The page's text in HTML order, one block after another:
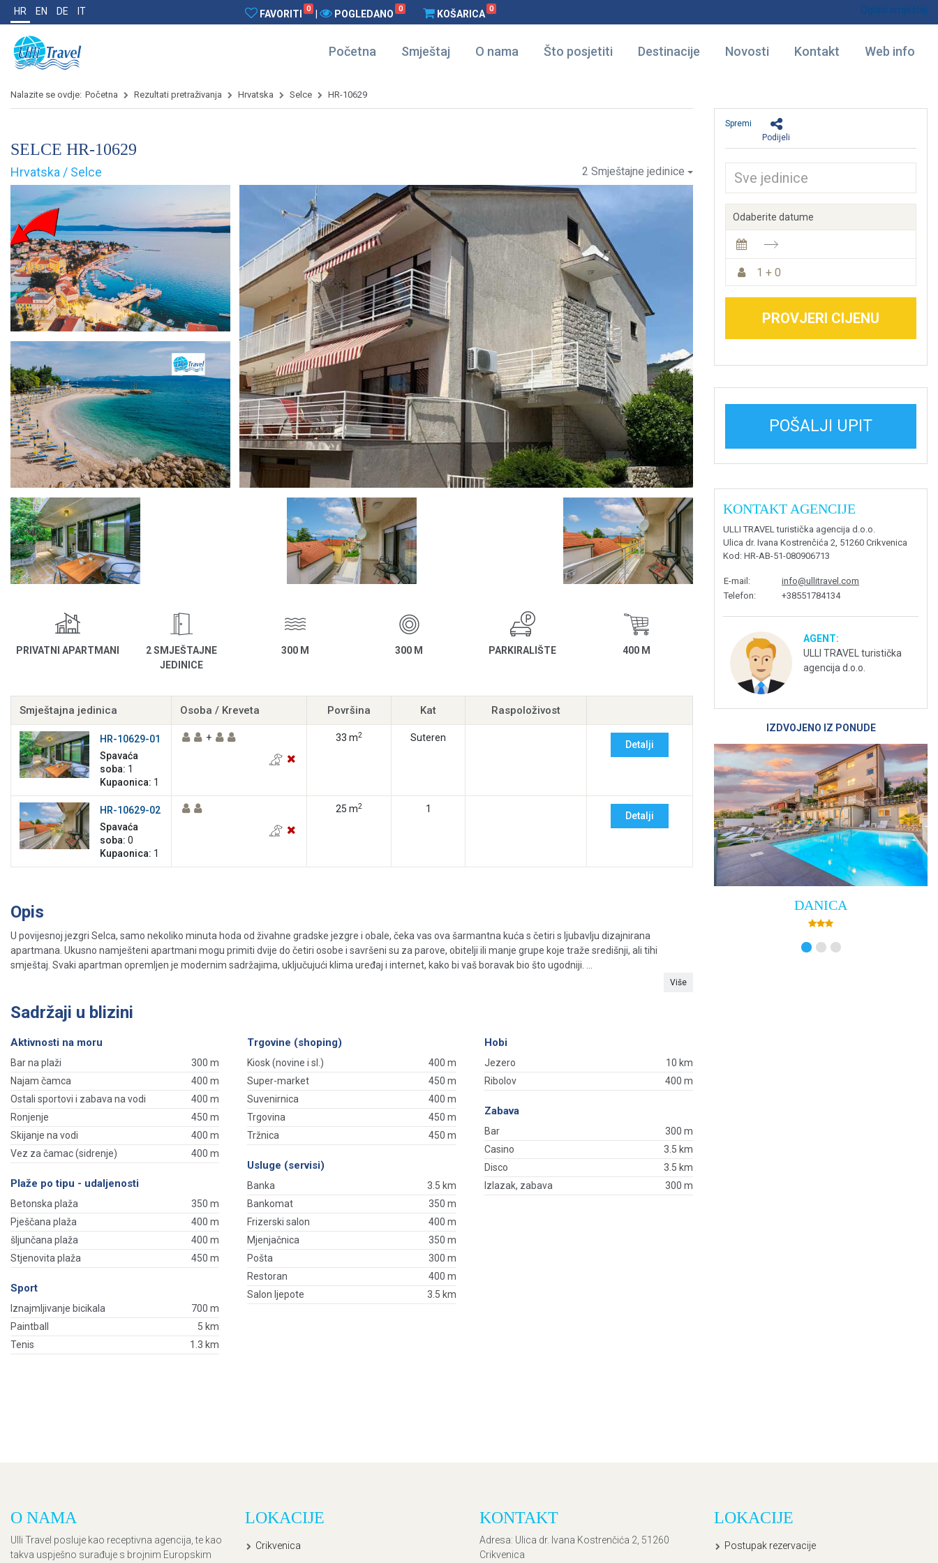
HR EN DE IT FAVORITI 0 POGLEDANO 0 KOŠARICA 0 Oglasi smještaj
Početna Smještaj O nama Što posjetiti Destinacije Novosti Kontakt Web info
Nalazite se ovdje: Početna Rezultati pretraživanja Hrvatska Selce HR-10629
SELCE HR-10629
Hrvatska / Selce 2 Smještajne jedinice
PRIVATNI APARTMANI
2 SMJEŠTAJNE
JEDINICE
300 M 300 M PARKIRALIŠTE 400 M
Smještajna jedinica Osoba / Kreveta Površina Kat Raspoloživost
HR-10629-01
Spavaća
soba: 1
Kupaonica: 1
+ 33 m2 Suteren
Detalji
HR-10629-02
Spavaća
soba: 0
Kupaonica: 1
25 m2 1
Detalji
Opis
U povijesnoj jezgri Selca, samo nekoliko minuta hoda od živahne gradske jezgre i obale, čeka vas ova šarmantna kuća s četiri s ljubavlju dizajnirana
apartmana. Ukusno namješteni apartmani mogu primiti dvije do četiri osobe i savršeni su za parove, obitelji ili manje grupe koje traže središnji, ali tihi
smještaj. Svaki apartman opremljen je modernim sadržajima, uključujući klima uređaj i internet, kako bi vaš boravak bio što ugodniji. ...
Više
Sadržaji u blizini
Aktivnosti na moru
Bar na plaži
300 m
Najam čamca
400 m
Ostali sportovi i zabava na vodi
400 m
Ronjenje
450 m
Skijanje na vodi
400 m
Vez za čamac (sidrenje)
400 m
Plaže po tipu - udaljenosti
Betonska plaža
350 m
Pješčana plaža
400 m
šljunčana plaža
400 m
Stjenovita plaža
450 m
Sport
Iznajmljivanje bicikala
700 m
Paintball
5 km
Tenis
1.3 km
Trgovine (shoping)
Kiosk (novine i sl.)
400 m
Super-market
450 m
Suvenirnica
400 m
Trgovina
450 m
Tržnica
450 m
Usluge (servisi)
Banka
3.5 km
Bankomat
350 m
Frizerski salon
400 m
Mjenjačnica
350 m
Pošta
300 m
Restoran
400 m
Salon ljepote
3.5 km
Hobi
Jezero
10 km
Ribolov
400 m
Zabava
Bar
300 m
Casino
3.5 km
Disco
3.5 km
Izlazak, zabava
300 m
Podijeli
Spremi
Odaberite datume
1 + 0
PROVJERI CIJENU
POŠALJI UPIT
KONTAKT AGENCIJE
ULLI TRAVEL turistička agencija d.o.o.
Ulica dr. Ivana Kostrenčića 2, 51260 Crikvenica
Kod: HR-AB-51-080906713
E-mail:
info@ullitravel.com
Telefon: +38551784134
AGENT:
ULLI TRAVEL turistička
agencija d.o.o.
IZDVOJENO IZ PONUDE
DANICA
O NAMA
Ulli Travel posluje kao receptivna agencija, te kao
takva uspješno surađuje s brojnim Europskim
LOKACIJE
Crikvenica
KONTAKT
Adresa: Ulica dr. Ivana Kostrenčića 2, 51260
Crikvenica
LOKACIJE
Postupak rezervacije